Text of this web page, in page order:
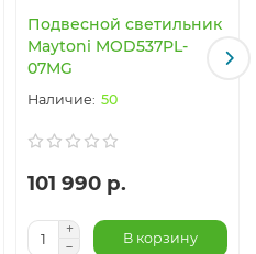
Подвесной светильник
Maytoni MOD537PL-
07MG
50
101 990 р.
В корзину